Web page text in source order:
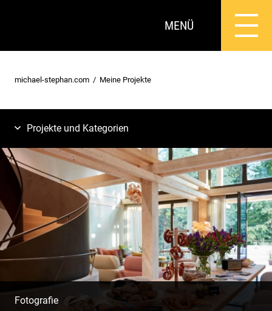
MENÜ
michael-stephan.com Meine Projekte
Projekte und Kategorien
Fotografie